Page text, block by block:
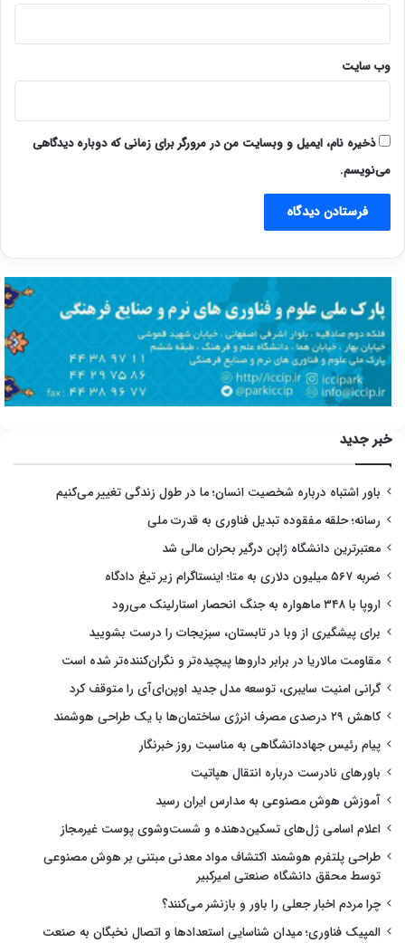
وب‌ سایت
ذخیره نام، ایمیل و وبسایت من در مرورگر برای زمانی که دوباره دیدگاهی
می‌نویسم.
خبر جدید
باور اشتباه درباره شخصیت انسان؛ ما در طول زندگی تغییر می‌کنیم
رسانه؛ حلقه مفقوده تبدیل فناوری به قدرت ملی
معتبرترین دانشگاه ژاپن درگیر بحران مالی شد
ضربه ۵۶۷ میلیون دلاری به متا؛ اینستاگرام زیر تیغ دادگاه
اروپا با ۳۴۸ ماهواره به جنگ انحصار استارلینک می‌رود
برای پیشگیری از وبا در تابستان، سبزیجات را درست بشویید
مقاومت مالاریا در برابر داروها پیچیده‌تر و نگران‌کننده‌تر شده است
گرانی امنیت سایبری، توسعه مدل جدید اوپن‌ای‌آی را متوقف کرد
کاهش ۲۹ درصدی مصرف انرژی ساختمان‌ها با یک طراحی هوشمند
پیام رئیس جهاددانشگاهی به مناسبت روز خبرنگار
باورهای نادرست درباره انتقال هپاتیت
آموزش هوش مصنوعی به مدارس ایران رسید
اعلام اسامی ژل‌های تسکین‌دهنده و شست‌وشوی پوست غیرمجاز
طراحی پلتفرم هوشمند اکتشاف مواد معدنی مبتنی بر هوش مصنوعی
توسط محقق دانشگاه صنعتی امیرکبیر
چرا مردم اخبار جعلی را باور و بازنشر می‌کنند؟
المپیک فناوری؛ میدان شناسایی استعدادها و اتصال نخبگان به صنعت